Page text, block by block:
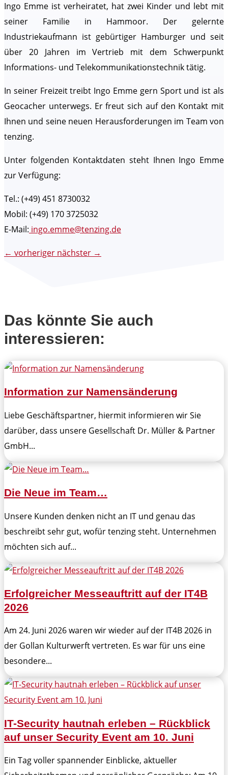
Ingo Emme ist verheiratet, hat zwei Kinder und lebt mit
seiner Familie in Hammoor. Der gelernte
Industriekaufmann ist gebürtiger Hamburger und seit
über 20 Jahren im Vertrieb mit dem Schwerpunkt
Informations- und Telekommunikationstechnik tätig.
In seiner Freizeit treibt Ingo Emme gern Sport und ist als
Geocacher unterwegs. Er freut sich auf den Kontakt mit
Ihnen und seine neuen Herausforderungen im Team von
tenzing.
Unter folgenden Kontaktdaten steht Ihnen Ingo Emme
zur Verfügung:
Tel.: (+49) 451 8730032
Mobil: (+49) 170 3725032
E-Mail: ingo.emme@tenzing.de
← vorheriger nächster →
Das könnte Sie auch
interessieren:
Information zur Namensänderung
Liebe Geschäftspartner, hiermit informieren wir Sie
darüber, dass unsere Gesellschaft Dr. Müller & Partner
GmbH...
Die Neue im Team…
Unsere Kunden denken nicht an IT und genau das
beschreibt sehr gut, wofür tenzing steht. Unternehmen
möchten sich auf...
Erfolgreicher Messeauftritt auf der IT4B
2026
Am 24. Juni 2026 waren wir wieder auf der IT4B 2026 in
der Gollan Kulturwerft vertreten. Es war für uns eine
besondere...
IT-Security hautnah erleben – Rückblick
auf unser Security Event am 10. Juni
Ein Tag voller spannender Einblicke, aktueller